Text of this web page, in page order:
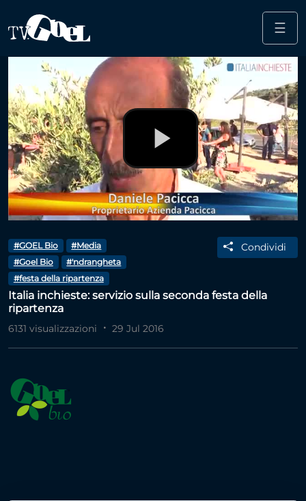
Salta al contenuto principale
☰
Play
Video
#GOEL Bio
#Media
#Goel Bio
#'ndrangheta
#festa della ripartenza
Condividi
Italia inchieste: servizio sulla seconda festa della
ripartenza
6131 visualizzazioni 29 Jul 2016